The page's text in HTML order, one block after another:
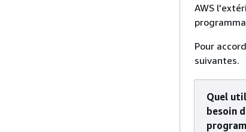
AWS
Pour
suivantes.
Quel
besoin